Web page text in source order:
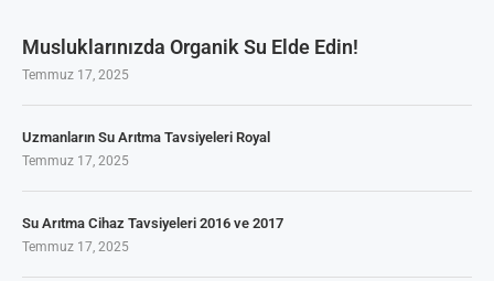
Musluklarınızda Organik Su Elde Edin!
Temmuz 17, 2025
Uzmanların Su Arıtma Tavsiyeleri Royal
Temmuz 17, 2025
Su Arıtma Cihaz Tavsiyeleri 2016 ve 2017
Temmuz 17, 2025